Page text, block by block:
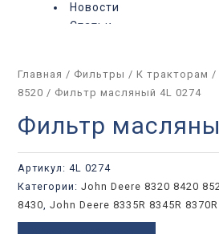
Новости
Статьи
X
Главная / Фильтры / К тракторам /
8520 / Фильтр масляный 4L 0274
Фильтр
Артикул: 4L 0274
Категории: John Deere 8320 8420
8430 John Deere 8335R 8345R 8370R